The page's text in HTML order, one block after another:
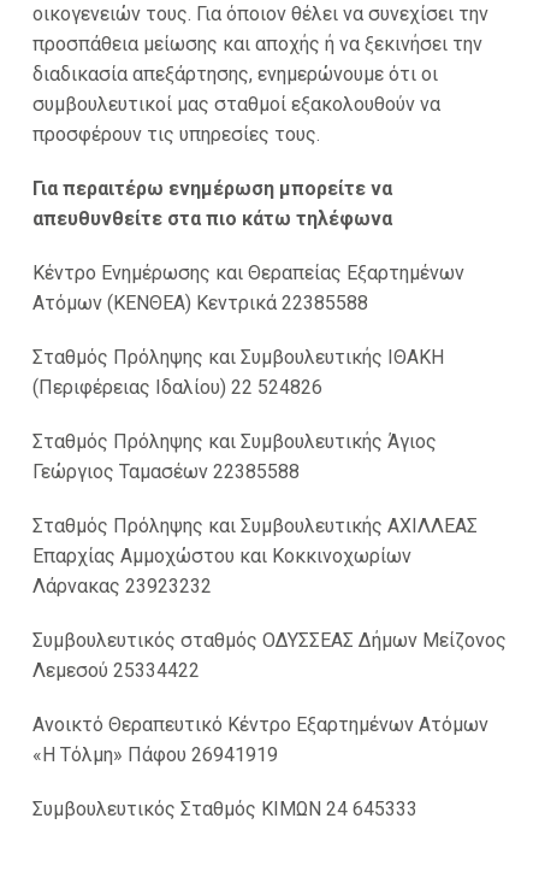
οικογενειών τους. Για όποιον θέλει να συνεχίσει την
προσπάθεια μείωσης και αποχής ή να ξεκινήσει την
διαδικασία απεξάρτησης, ενημερώνουμε ότι οι
συμβουλευτικοί μας σταθμοί εξακολουθούν να
προσφέρουν τις υπηρεσίες τους.
Για περαιτέρω ενημέρωση μπορείτε να
απευθυνθείτε στα πιο κάτω τηλέφωνα
Κέντρο Ενημέρωσης και Θεραπείας Εξαρτημένων
Ατόμων (ΚΕΝΘΕΑ) Κεντρικά 22385588
Σταθμός Πρόληψης και Συμβουλευτικής ΙΘΑΚΗ
(Περιφέρειας Ιδαλίου) 22 524826
Σταθμός Πρόληψης και Συμβουλευτικής Άγιος
Γεώργιος Ταμασέων 22385588
Σταθμός Πρόληψης και Συμβουλευτικής ΑΧΙΛΛΕΑΣ
Επαρχίας Αμμοχώστου και Κοκκινοχωρίων
Λάρνακας 23923232
Συμβουλευτικός σταθμός ΟΔΥΣΣΕΑΣ Δήμων Μείζονος
Λεμεσού 25334422
Ανοικτό Θεραπευτικό Κέντρο Εξαρτημένων Ατόμων
«Η Τόλμη» Πάφου 26941919
Συμβουλευτικός Σταθμός ΚΙΜΩΝ 24 645333